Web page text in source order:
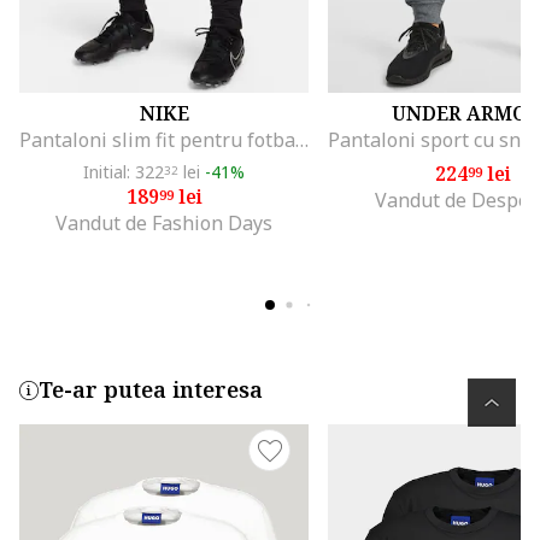
NIKE
Pantaloni slim fit pentru fotbal Strike, Alb/Negru
Initial: 32232 lei -41%
18999lei
Vandut de Fashion Days
UNDER
22499lei
Vandut de
Te-ar putea interesa